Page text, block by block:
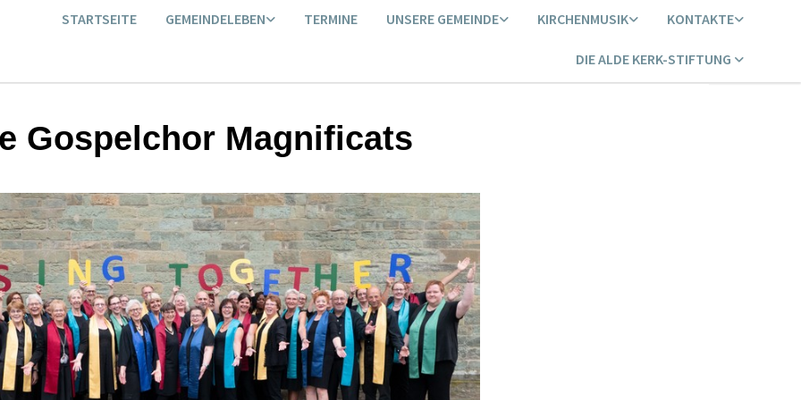
STARTSEITE GEMEINDELEBEN TERMINE UNSERE GEMEINDE KIRCHENMUSIK KONTAKTE
DIE ALDE KERK-STIFTUNG
Gospelchor Magnificats